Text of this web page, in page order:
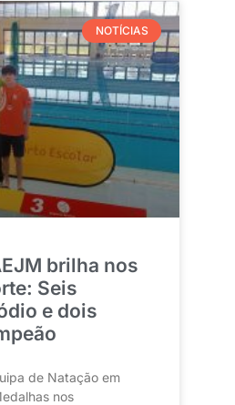
NOTÍCIAS
brilha nos
Seis
e dois
de Natação em
nos